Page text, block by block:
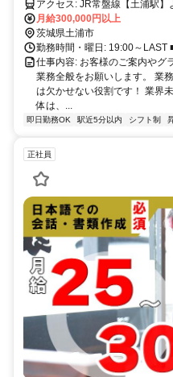
分のお店を持ちたい」「人脈を広
☆
アクセス: JR常盤線【土浦
月給300,000円以上
茨城県土浦市
勤務時間・曜日: 19:00～LAST
仕事内容: お客様のご案内やグ
業務全般をお願いします。 業
は欠かせない役割です！ 業界
体は、...
即日勤務OK 駅近5分以内 シフト制
正社員